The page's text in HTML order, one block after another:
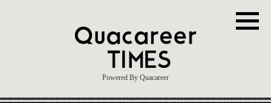
Powered By Quacareer